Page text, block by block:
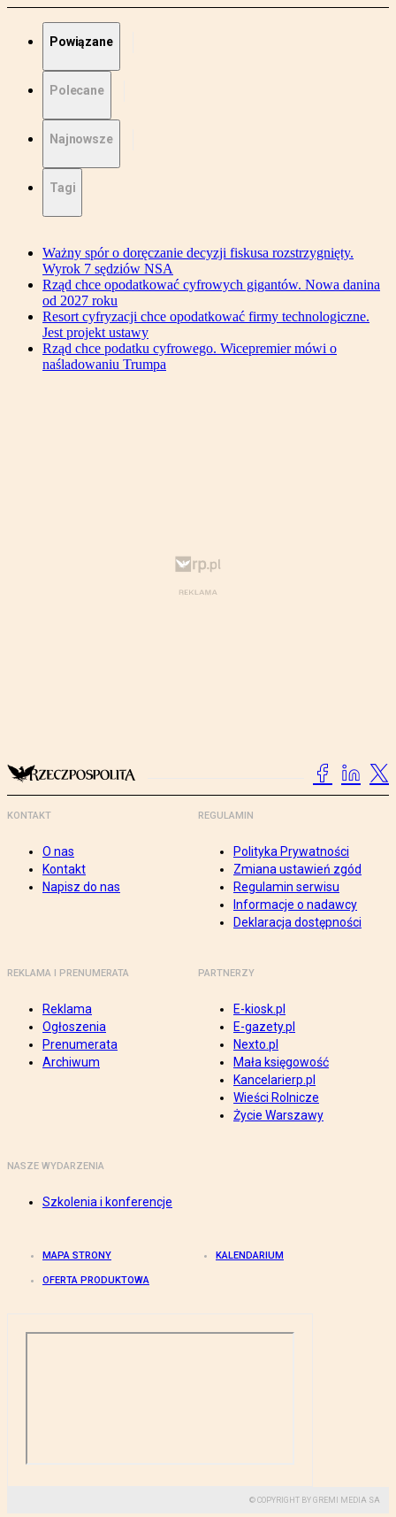
Powiązane
Polecane
Najnowsze
Tagi
Ważny spór o doręczanie decyzji fiskusa rozstrzygnięty.
Wyrok 7 sędziów NSA
Rząd chce opodatkować cyfrowych gigantów. Nowa danina
od 2027 roku
Resort cyfryzacji chce opodatkować firmy technologiczne.
Jest projekt ustawy
Rząd chce podatku cyfrowego. Wicepremier mówi o
naśladowaniu Trumpa
KONTAKT
O nas
Kontakt
Napisz do nas
REGULAMIN
Polityka Prywatności
Zmiana ustawień zgód
Regulamin serwisu
Informacje o nadawcy
Deklaracja dostępności
REKLAMA I PRENUMERATA
Reklama
Ogłoszenia
Prenumerata
Archiwum
PARTNERZY
E-kiosk.pl
E-gazety.pl
Nexto.pl
Mała księgowość
Kancelarierp.pl
Wieści Rolnicze
Życie Warszawy
NASZE WYDARZENIA
Szkolenia i konferencje
MAPA STRONY KALENDARIUM
OFERTA PRODUKTOWA
© COPYRIGHT BY GREMI MEDIA SA